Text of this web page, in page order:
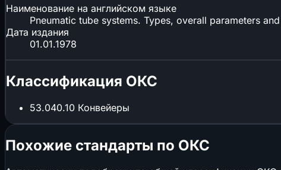
Наименование на английском языке
Pneumatic tube systems. Types, overall parameters
Дата издания
01.01.1978
Классификация ОКС
53.040.10 Конвейеры
Похожие стандарты по ОКС